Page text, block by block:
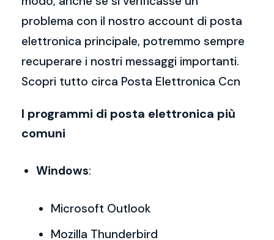
problema con il nostro account di posta
elettronica principale, potremmo sempre
recuperare i nostri messaggi importanti.
Scopri tutto circa Posta Elettronica Ccn
I programmi di posta elettronica più
comuni
Windows:
Microsoft Outlook
Mozilla Thunderbird